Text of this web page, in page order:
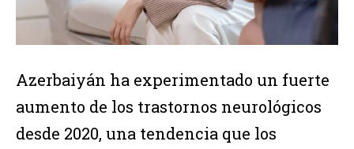
Azerbaiyán ha experimentado un fuerte
aumento de los trastornos neurológicos
desde 2020, una tendencia que los